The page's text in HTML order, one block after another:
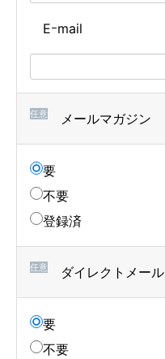
Eｰmail
任意 メールマガジン
要
不要
登録済
任意 ダイレクトメール
要
不要